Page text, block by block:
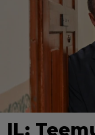
IL: